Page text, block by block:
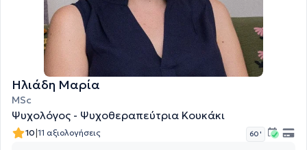
Ηλιάδη Μαρία
MSc
Ψυχολόγος - Ψυχοθεραπεύτρια Κουκάκι
10|11 αξιολογήσεις 60 '